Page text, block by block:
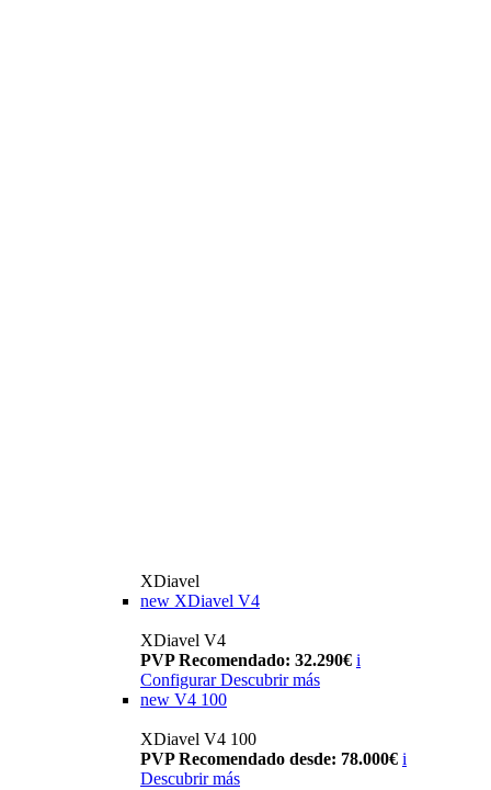
XDiavel
new XDiavel V4
XDiavel V4
PVP Recomendado: 32.290€ i
Configurar Descubrir más
new V4 100
XDiavel V4 100
PVP Recomendado desde: 78.000€ i
Descubrir más